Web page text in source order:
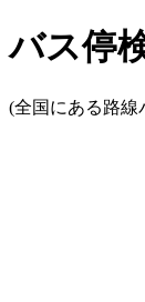
バス停
(全国にある路線